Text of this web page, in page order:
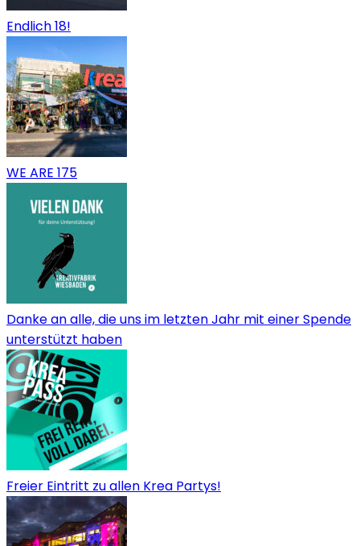
Endlich 18!
WE ARE 175
Danke an alle, die uns im letzten Jahr mit einer Spende
unterstützt haben
Freier Eintritt zu allen Krea Partys!